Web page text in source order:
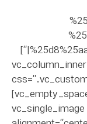
%25d8%25aa%25d8%25b1%2F||target:%20_blank|”]
[/
#ffffcc !important;}”][vc_empty_space]